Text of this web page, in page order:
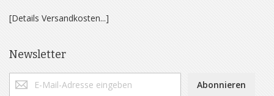
[Details Versandkosten...]
Newsletter
Abonnieren